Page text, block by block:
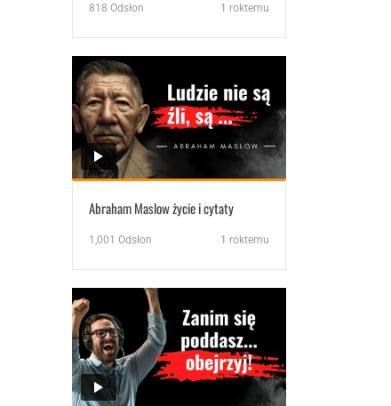
818 Odsłon 1 roktemu
Abraham Maslow życie i cytaty
1,001 Odsłon 1 roktemu